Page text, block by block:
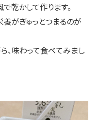
乾かして作ります。
がぎゅっとつまるのが
、味わって食べてみまし